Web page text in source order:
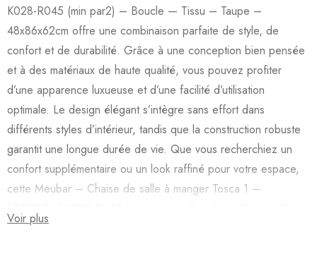
K028-R045 (min par2) – Boucle — Tissu – Taupe –
48x86x62cm offre une combinaison parfaite de style, de
confort et de durabilité. Grâce à une conception bien pensée
et à des matériaux de haute qualité, vous pouvez profiter
d’une apparence luxueuse et d’une facilité d’utilisation
optimale. Le design élégant s’intègre sans effort dans
différents styles d’intérieur, tandis que la construction robuste
garantit une longue durée de vie. Que vous recherchiez un
confort supplémentaire ou un look raffiné pour votre espace,
cette Meubar – Chaise de salle à manger Tosca 1 –
– 48x86x62cm est un excellent choix.
Voir plus